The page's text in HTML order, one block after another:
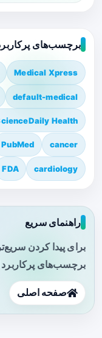
برچسب‌های
Medical Xpress
default-medical
Health
cancer
PubMed
cardiology
FDA
راهنمای سریع
برای پیدا کردن
برچسب‌های پرکاربرد
صفحه اصلی